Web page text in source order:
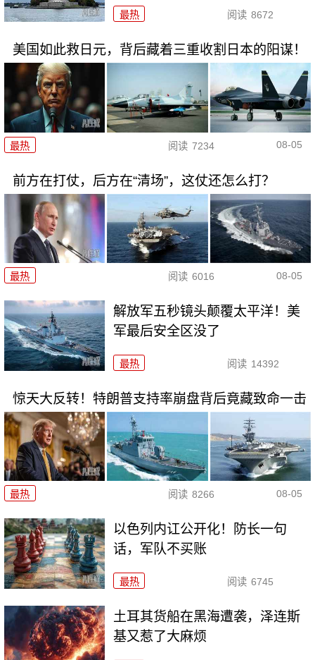
最热 阅读 8672
美国如此救日元，背后藏着三重收割日本的阳谋！
最热 阅读 7234 08-05
前方在打仗，后方在“清场”，这仗还怎么打？
最热 阅读 6016 08-05
解放军五秒镜头颠覆太平洋！美
军最后安全区没了
最热 阅读 14392
惊天大反转！特朗普支持率崩盘背后竟藏致命一击
最热 阅读 8266 08-05
以色列内讧公开化！防长一句
话，军队不买账
最热 阅读 6745
土耳其货船在黑海遭袭，泽连斯
基又惹了大麻烦